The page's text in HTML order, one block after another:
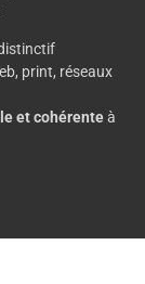
print, réseaux
et cohérenteà